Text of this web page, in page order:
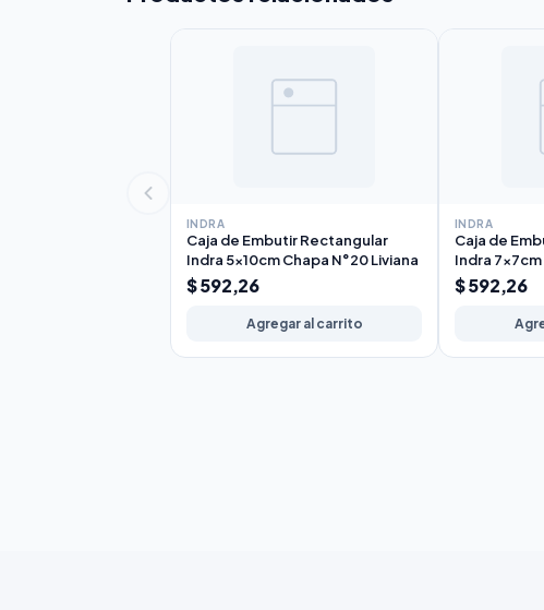
INDRA
Caja de Embutir Rectangular
Indra 5x10cm Chapa N°20 Liviana
$ 592,26
Agregar al carrito
INDRA
Caja de
Indra
$ 592,26